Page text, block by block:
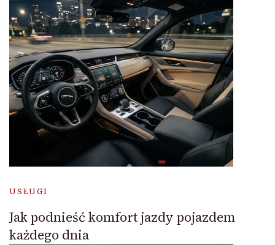
USŁUGI
Jak podnieść komfort jazdy pojazdem
każdego dnia